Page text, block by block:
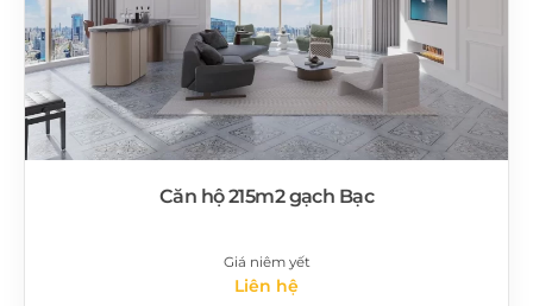
Căn hộ 215m2 gạch Bạc
Giá niêm yết
Liên hệ